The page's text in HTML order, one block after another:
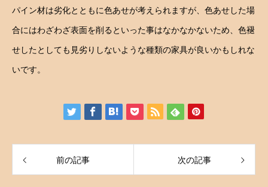
パイン材は劣化とともに色あせが考えられますが、色あせした場
合にはわざわざ表面を削るといった事はなかなかないため、色褪
せしたとしても見劣りしないような種類の家具が良いかもしれな
いです。
前の記事 次の記事